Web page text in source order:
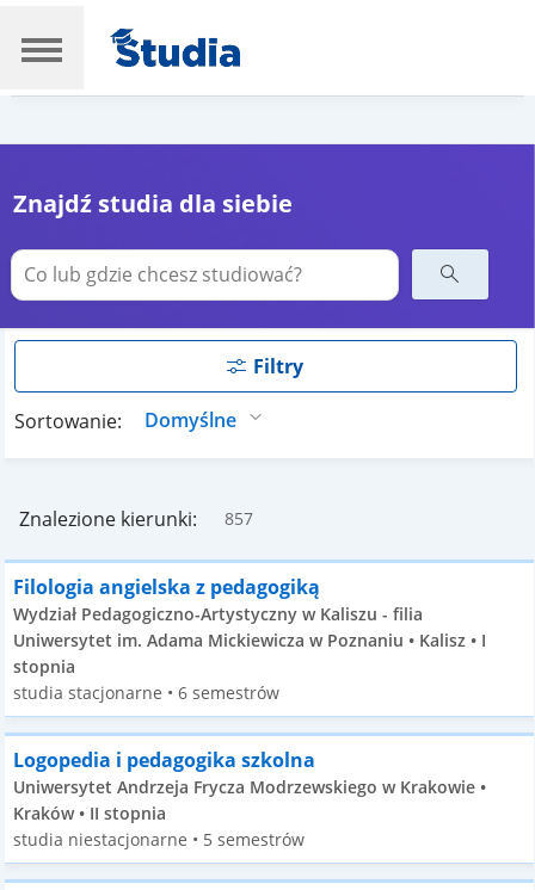
Znajdź studia dla siebie
Filtry
Sortowanie:
Znalezione kierunki: 857
Filologia angielska z pedagogiką
Wydział Pedagogiczno-Artystyczny w Kaliszu - filia
Uniwersytet im. Adama Mickiewicza w Poznaniu • Kalisz • I
stopnia
studia stacjonarne • 6 semestrów
Logopedia i pedagogika szkolna
Uniwersytet Andrzeja Frycza Modrzewskiego w Krakowie •
Kraków • II stopnia
studia niestacjonarne • 5 semestrów